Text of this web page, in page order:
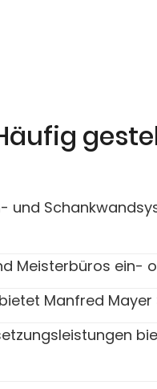
und
Meisterbüros ein-
Manfred Mayer